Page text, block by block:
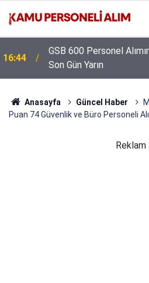
16:44
GSB 600 Personel
Son Gün Yarın
Anasayfa Güncel Haber
Puan 74 Güvenlik ve Büro Personeli
Reklam